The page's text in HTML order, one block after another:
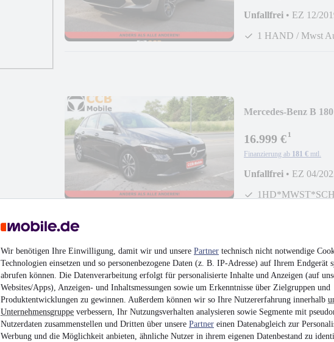
Wir benötigen Ihre Einwilligung, damit wir und unsere Partner technisch nicht notwendige
Technologien einsetzen und so personenbezogene Daten (z. B. IP-Adresse) auf Ihrem Endgerät
abrufen können. Die Datenverarbeitung erfolgt für personalisierte Inhalte und Anzeigen (auf
Websites/Apps), Anzeigen- und Inhaltsmessungen sowie um Erkenntnisse über Zielgruppen und
Produktentwicklungen zu gewinnen. Außerdem können wir so Ihre Nutzererfahrung innerhalb
Unternehmensgruppe verbessern, Ihr Nutzungsverhalten analysieren sowie Segmente mit
Nutzerdaten zusammenstellen und Dritten über unsere Partner einen Datenabgleich zur
Werbung und die Möglichkeit anbieten, ähnliche Nutzer in ihrem eigenen Datenbestand zu
Unfallfrei • EZ 12/
1 HAND / Mwst
Mercedes-Benz B
16.999 €¹
Finanzierung ab 181 € mtl.
Unfallfrei • EZ 04/
Ford Fiesta
ZUSTAND
10.799 €
Finanzierung ab 115 € mtl.
Unfallfrei•EZ 08/